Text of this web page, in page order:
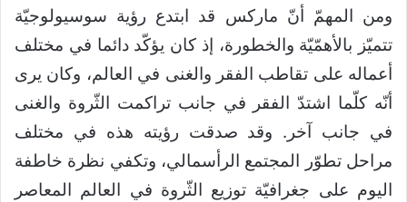
ومن المهمّ أنّ ماركس قد ابتدع رؤية سوسيولوجيّة
تتميّز بالأهمّيّة والخطورة، إذ كان يؤكّد دائما في مختلف
أعماله على تقاطب الفقر والغنى في العالم، وكان يرى
أنّه كلّما اشتدّ الفقر في جانب تراكمت الثّروة والغنى
في جانب آخر. وقد صدقت رؤيته هذه في مختلف
مراحل تطوّر المجتمع الرأسمالي، وتكفي نظرة خاطفة
اليوم على جغرافيّة توزيع الثّروة في العالم المعاصر